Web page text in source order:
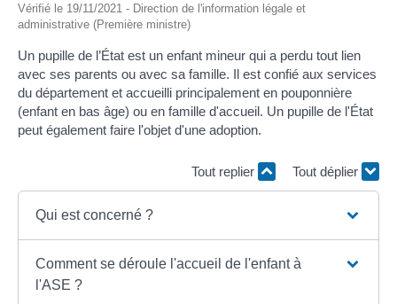
Vérifié le 19/11/2021 - Direction de l'information légale et
administrative (Première ministre)
Un pupille de l’État est un enfant mineur qui a perdu tout lien
avec ses parents ou avec sa famille. Il est confié aux services
du département et accueilli principalement en pouponnière
(enfant en bas âge) ou en famille d'accueil. Un pupille de l'État
peut également faire l'objet d'une adoption.
Tout replier Tout déplier
Qui est concerné ?
Comment se déroule l'accueil de l'enfant à
l'ASE ?